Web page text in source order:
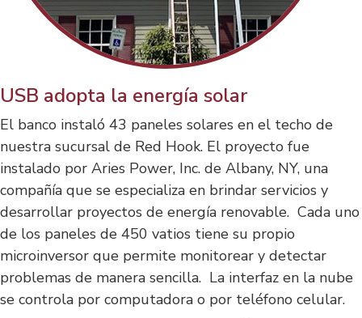
USB adopta la energía solar
El banco instaló 43 paneles solares en el techo de
nuestra sucursal de Red Hook. El proyecto fue
instalado por Aries Power, Inc. de Albany, NY, una
compañía que se especializa en brindar servicios y
desarrollar proyectos de energía renovable. Cada uno
de los paneles de 450 vatios tiene su propio
microinversor que permite monitorear y detectar
problemas de manera sencilla. La interfaz en la nube
se controla por computadora o por teléfono celular.